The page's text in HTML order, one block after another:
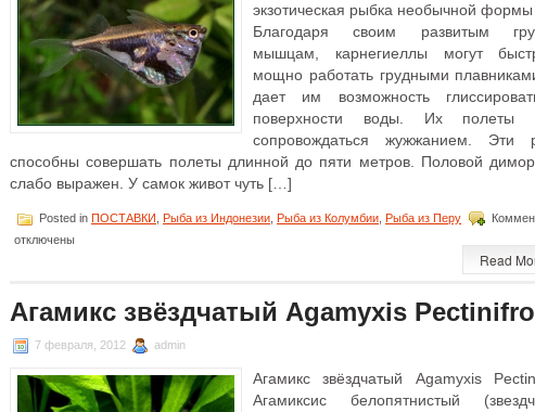
экзотическая рыбка необычной формы
Благодаря своим развитым
мышцам, карнегиеллы могут
мощно работать грудными
дает им возможность
поверхности воды. Их полеты
сопровождаться жужжанием. Эти
способны совершать полеты длинной до пяти метров. Половой
слабо выражен. У самок живот чуть […]
Posted in ПОСТАВКИ Рыба из Индонезии Рыба из Колумбии Рыба из Перу
отключены
Read
Агамикс звёздчатый Agamyxis
7 февраля, 2012 admin
Агамикс звёздчатый Agamyxis
Агамиксис белопятнистый